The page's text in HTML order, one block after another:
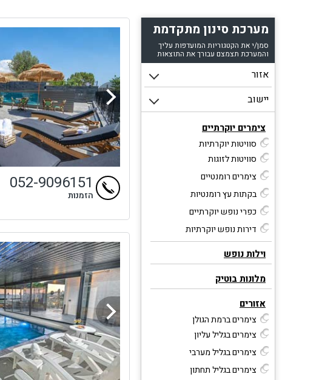
מערכת סינון מתקדמת
סמן/י את הקטגוריות המועדפות עליך
והמערכת תצמצם עבורך את התוצאות
צימרים יוקרתיים
סוויטות יוקרתיות
סוויטות לזוגות
צימרים רומנטיים
בקתות עץ רומנטיות
כפרי נופש יוקרתיים
דירות נופש יוקרתיות
וילות נופש
מלונות בוטיק
אזורים
צימרים ברמת הגולן
צימרים בגליל עליון
צימרים בגליל מערבי
צימרים בגליל תחתון
052-9096151
הזמנות